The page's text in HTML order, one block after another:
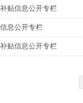
贴信息公开专栏
息公开专栏
贴信息公开专栏